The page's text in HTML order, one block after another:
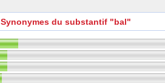
Synonymes du substantif "bal"